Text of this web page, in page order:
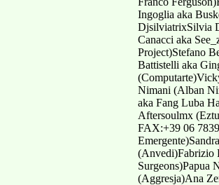
Ingoglia aka
DjsilviatrixSilvia
Canacci aka
Project)Stefano
Battistelli aka
Nimani (Alban
aka Fang Luba
Aftersoulmx
FAX:+39 06
(Anvedi)Fabrizio
Surgeons)Papua
(Aggresja)Ana